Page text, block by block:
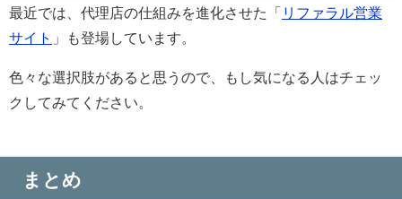
最近では、代理店の仕組みを進化させた「 リファラル営業
サイト
」も登場しています。
色々な選択肢があると思うので、もし気になる人はチェッ
クしてみてください。
まとめ